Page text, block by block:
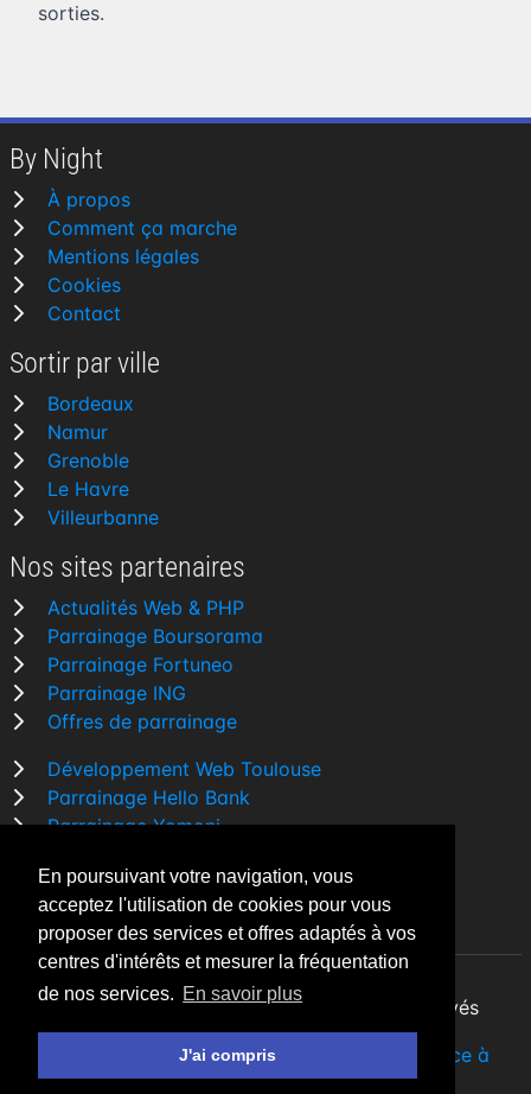
En poursuivant votre navigation, vous
acceptez l'utilisation de cookies pour vous
proposer des services et offres adaptés à vos
centres d'intérêts et mesurer la fréquentation
de nos services. En savoir plus
J'ai compris
sorties.
By Night
À propos
Comment ça marche
Mentions légales
Cookies
Contact
Sortir par ville
Bordeaux
Namur
Grenoble
Le Havre
Villeurbanne
Nos sites partenaires
Actualités Web & PHP
Parrainage Boursorama
Parrainage Fortuneo
Parrainage ING
Offres de parrainage
Développement Web Toulouse
Parrainage Hello Bank
Parrainage Yomoni
Comparatif banque
By Night v5.7.3| © 2026 - Tous droits réservés
par undéveloppeur Web Freelance à
Toulouse